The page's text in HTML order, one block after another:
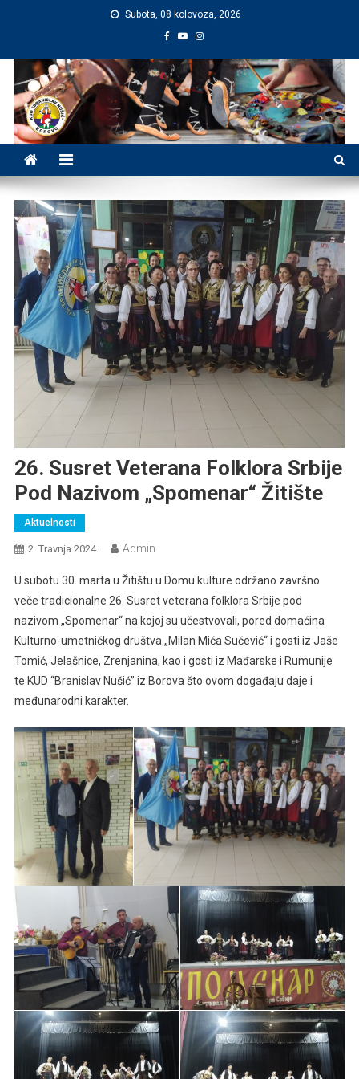
Subota, 08 kolovoza, 2026
26. Susret Veterana Folklora Srbije
Pod Nazivom „Spomenar“ Žitište
Aktuelnosti
2. Travnja 2024. Admin
U subotu 30. marta u Žitištu u Domu kulture održano završno
veče tradicionalne 26. Susret veterana folklora Srbije pod
nazivom „Spomenar“ na kojoj su učestvovali, pored domaćina
Kulturno-umetničkog društva „Milan Mića Sučević“ i gosti iz Jaše
Tomić, Jelašnice, Zrenjanina, kao i gosti iz Mađarske i Rumunije
te KUD “Branislav Nušić” iz Borova što ovom događaju daje i
međunarodni karakter.